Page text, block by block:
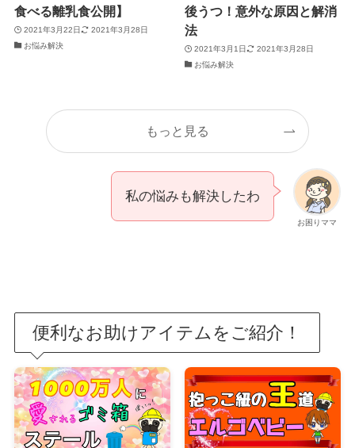
食べる離乳食公開】
2021年3月22日
2021年3月28日
お悩み解決
後うつ！意外な原因と解消
法
2021年3月1日
2021年3月28日
お悩み解決
もっと見る
お困りママ
私の悩みも解決したわ
便利なお助けアイテムをご紹介！